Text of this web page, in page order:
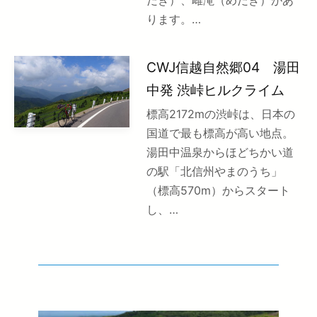
ります。…
CWJ信越自然郷04 湯田
中発 渋峠ヒルクライム
標高2172mの渋峠は、日本の
国道で最も標高が高い地点。
湯田中温泉からほどちかい道
の駅「北信州やまのうち」
（標高570m）からスタート
し、…